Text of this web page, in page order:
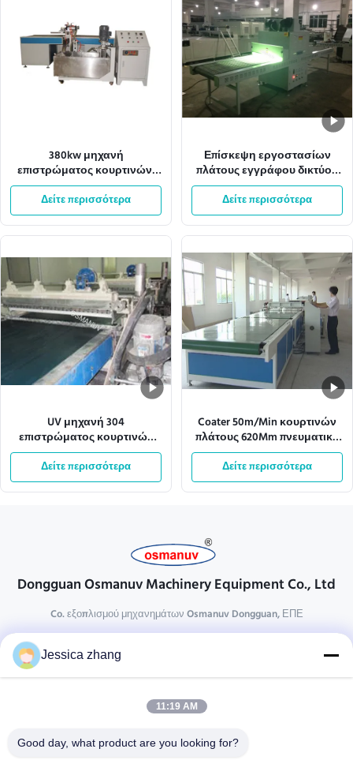
380kw μηχανή
επιστρώματος κουρτινών,
Coater ντους υπολογιστών
γραφείου 20m/Min
Δείτε περισσότερα
Επίσκεψη εργοστασίων
πλάτους εγγράφου δικτύου
μηχανών επιστρώματος
κουρτινών
Δείτε περισσότερα
UV μηχανή 304
επιστρώματος κουρτινών
ISO9001 2.2Kw πιάτο
ανοξείδωτου
Δείτε περισσότερα
Coater 50m/Min κουρτινών
πλάτους 620Mm πνευματική
δομή τροχαλιών
Δείτε περισσότερα
Dongguan Osmanuv Machinery Equipment Co., Ltd
Co. εξοπλισμού μηχανημάτων Osmanuv Dongguan, ΕΠΕ
28 δεύτερος ο βιομηχανικός, wei Liu chong, Wanjiang,
DongGuan, Guangdong, Κίνα
osmanuv@hotmail.com
Jessica zhang
11:19 AM
Good day, what product are you looking for?